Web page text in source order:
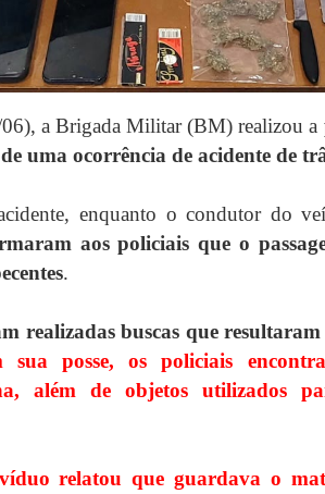
a Brigada Militar (BM) realizou a
uma ocorrência de acidente de
enquanto o condutor do
aos policiais que o
.
realizadas buscas que
sua posse, os policiais
além de objetos utilizados
relatou que guardava o